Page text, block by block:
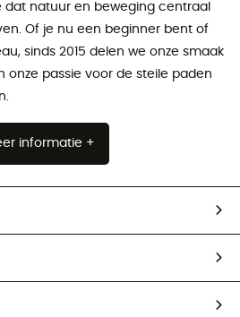
dat natuur en beweging centraal
Of je nu een beginner bent of
sinds 2015 delen we onze smaak
onze passie voor de steile paden
informatie +